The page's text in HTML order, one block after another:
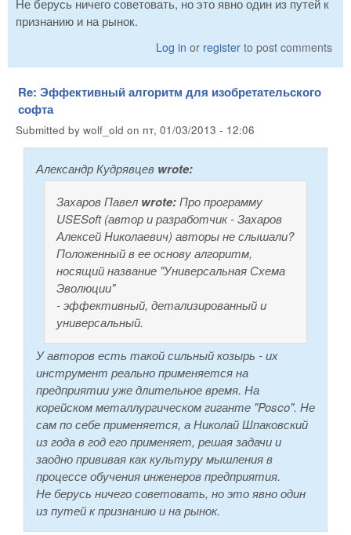
Не берусь ничего советовать, но это явно один из путей к
признанию и на рынок.
Log in or register to post comments
Re: Эффективный алгоритм для изобретательского
софта
Submitted by wolf_old on пт, 01/03/2013 - 12:06
Александр Кудрявцев wrote:
Захаров Павел wrote:Про программу
USESoft (автор и разработчик - Захаров
Алексей Николаевич) авторы не слышали?
Положенный в ее основу алгоритм,
носящий название "Универсальная Схема
Эволюции"
- эффективный, детализированный и
универсальный.
У авторов есть такой сильный козырь - их
инструмент реально применяется на
предприятии уже длительное время. На
корейском металлургическом гиганте "Posco". Не
сам по себе применяется, а Николай Шпаковский
из года в год его применяет, решая задачи и
заодно прививая как культуру мышления в
процессе обучения инженеров предприятия.
Не берусь ничего советовать, но это явно один
из путей к признанию и на рынок.